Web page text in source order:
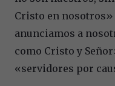
Cristo en nosotros»
anunciamos a
como Cristo y
«servidores por